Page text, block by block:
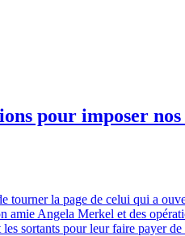
pour imposer nos
tourner la page de celui qui a
amie Angela Merkel et des
sortants pour leur faire payer